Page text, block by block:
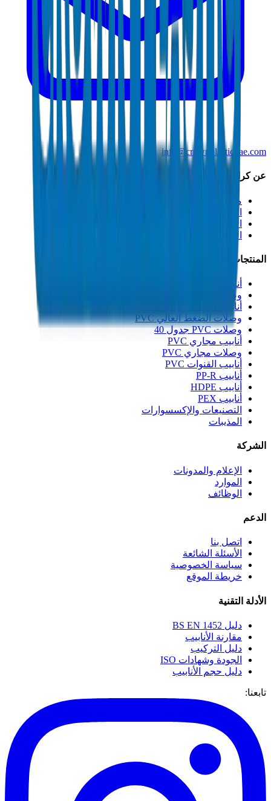
info@crownplasticuae.com
عن كراون
من نحن
الاستدامة
الابتكار
الجودة والشهادات
المنتجات
أنابيب الصرف UPVC
وصلات الصرف UPVC
أنابيب الضغط العالي PVC
وصلات الضغط العالي PVC
وصلات PVC جدول 40
أنابيب مجاري PVC
وصلات مجاري PVC
أنابيب القنوات PVC
أنابيب PP-R
أنابيب HDPE
أنابيب PEX
التصنيعات والإكسسوارات
المذيبات
الشركة
الإعلام والمدونات
الموارد
الوظائف
الدعم
اتصل بنا
الأسئلة الشائعة
سياسة الخصوصية
خريطة الموقع
الأدلة التقنية
دليل BS EN 1452
مقارنة الأنابيب
دليل التركيب
الجودة وشهادات ISO
دليل حجم الأنابيب
تابعنا: